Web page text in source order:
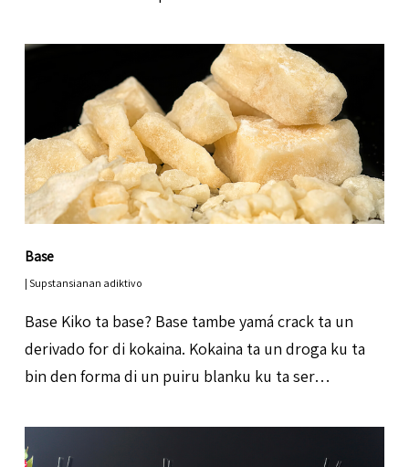
Base
|Supstansianan adiktivo
Base Kiko ta base? Base tambe yamá crack ta un
derivado for di kokaina. Kokaina ta un droga ku ta
bin den forma di un puiru blanku ku ta ser…